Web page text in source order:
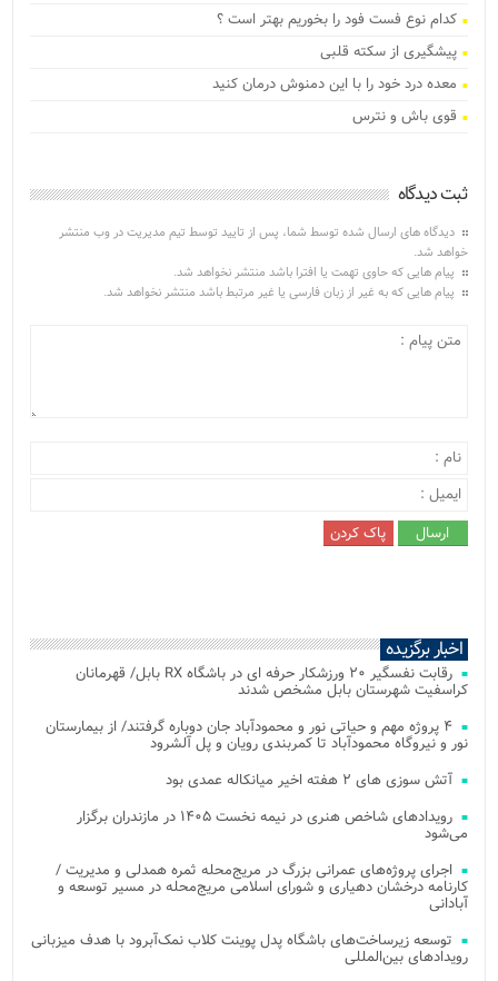
کدام نوع فست فود را بخوریم بهتر است ؟
پیشگیری از سکته قلبی
معده درد خود را با این دمنوش درمان کنید
قوی باش و نترس
ثبت دیدگاه
دیدگاه های ارسال شده توسط شما، پس از تایید توسط تیم مدیریت در وب منتشر
خواهد شد.
پیام هایی که حاوی تهمت یا افترا باشد منتشر نخواهد شد.
پیام هایی که به غیر از زبان فارسی یا غیر مرتبط باشد منتشر نخواهد شد.
اخبار برگزیده
رقابت نفسگیر ۲۰ ورزشکار حرفه ای در باشگاه RX بابل/ قهرمانان
کراسفیت شهرستان بابل مشخص شدند
۴ پروژه مهم و حیاتی نور و محمودآباد جان دوباره گرفتند/ از بیمارستان
نور و نیروگاه محمودآباد تا کمربندی رویان و پل آلشرود
آتش‌ سوزی‌ های ۲ هفته اخیر میانکاله عمدی بود
رویدادهای شاخص هنری در نیمه نخست ۱۴۰۵ در مازندران برگزار
می‌شود
اجرای پروژه‌های عمرانی بزرگ در مریج‌محله ثمره همدلی و مدیریت /
کارنامه درخشان دهیاری و شورای اسلامی مریج‌محله در مسیر توسعه و
آبادانی
توسعه زیرساخت‌های باشگاه پدل پوینت کلاب نمک‌آبرود با هدف میزبانی
رویدادهای بین‌المللی